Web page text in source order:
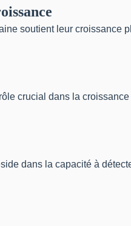
soutient leur croissance
crucial dans la
dans la capacité à